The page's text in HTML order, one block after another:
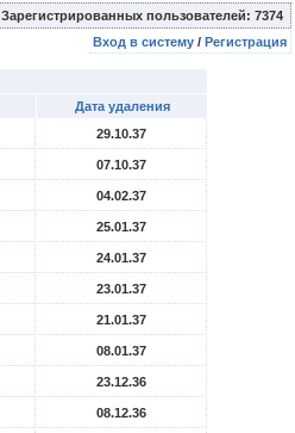
Зарегистрированных пользователей: 7374
Вход в систему / Регистрация
Дата удаления
29.10.37
07.10.37
04.02.37
25.01.37
24.01.37
23.01.37
21.01.37
08.01.37
23.12.36
08.12.36